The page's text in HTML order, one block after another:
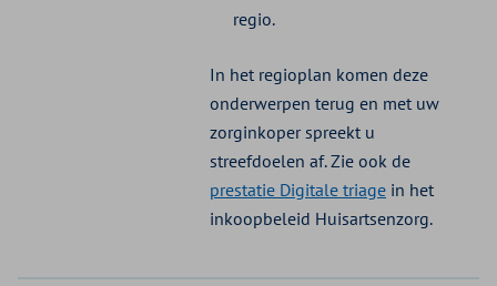
regio.
In het regioplan komen deze
onderwerpen terug en met uw
zorginkoper spreekt u
streefdoelen af. Zie ook de
prestatie Digitale triage in het
inkoopbeleid Huisartsenzorg.